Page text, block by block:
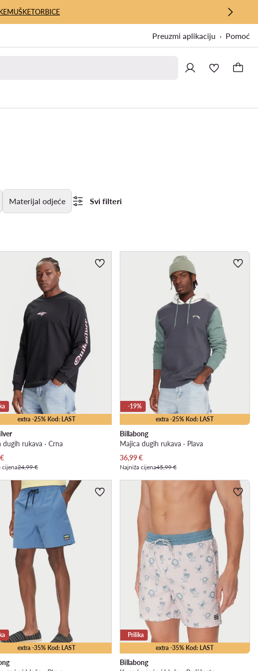
MUŠKETORBICE
Preuzmi aplikaciju Pomoć
Materijal odjeće Svi filteri
extra -25% Kod: LAST
dugih rukava · Crna
cijena
€
cijena24,99 €
extra -25% Kod: LAST
-19%
Billabong
Majica dugih rukava · Plava
Trenutna cijena
36,99€
Najniža cijena45,99 €
extra -35% Kod: LAST extra -35% Kod: LAST
Prilika
Billabong